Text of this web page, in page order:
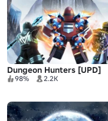
Dungeon Hunters [UPD]
98% 2.2K